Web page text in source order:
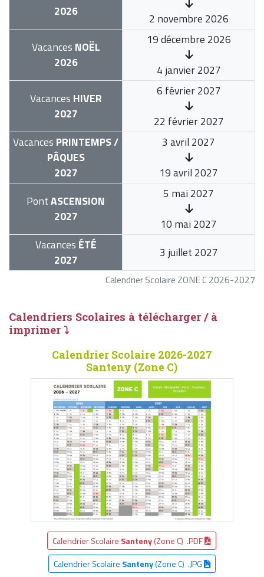
Calendrier Scolaire ZONE C 2026-2027
2026
2 novembre 2026
Vacances NOËL
2026
19 décembre 2026
4 janvier 2027
Vacances HIVER
2027
6 février 2027
22 février 2027
Vacances PRINTEMPS /
PÂQUES
2027
3 avril 2027
19 avril 2027
PontASCENSION
2027
5 mai 2027
10 mai 2027
Vacances ÉTÉ
2027
3 juillet 2027
Calendriers Scolaires à télécharger / à
imprimer ⤵
Calendrier Scolaire 2026-2027
Santeny (Zone C)
Calendrier Scolaire Santeny(Zone C) .PDF
Calendrier Scolaire Santeny(Zone C) .JPG